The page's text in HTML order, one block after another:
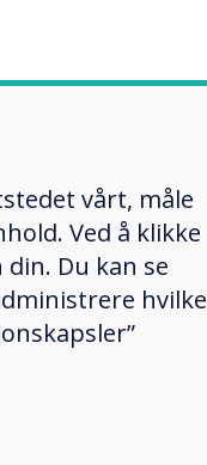
vårt, måle
Ved å klikke
Du kan se
hvilke